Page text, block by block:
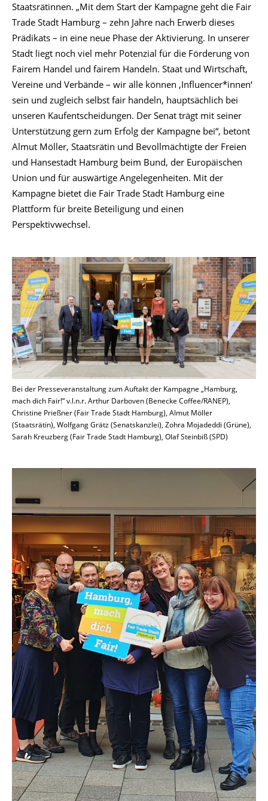
Staatsrätinnen. „Mit dem Start der Kampagne geht die Fair
Trade Stadt Hamburg – zehn Jahre nach Erwerb dieses
Prädikats – in eine neue Phase der Aktivierung. In unserer
Stadt liegt noch viel mehr Potenzial für die Förderung von
Fairem Handel und fairem Handeln. Staat und Wirtschaft,
Vereine und Verbände – wir alle können ‚Influencer*innen‘
sein und zugleich selbst fair handeln, hauptsächlich bei
unseren Kaufentscheidungen. Der Senat trägt mit seiner
Unterstützung gern zum Erfolg der Kampagne bei“, betont
Almut Möller, Staatsrätin und Bevollmächtigte der Freien
und Hansestadt Hamburg beim Bund, der Europäischen
Union und für auswärtige Angelegenheiten. Mit der
Kampagne bietet die Fair Trade Stadt Hamburg eine
Plattform für breite Beteiligung und einen
Perspektivwechsel.
Bei der Presseveranstaltung zum Auftakt der Kampagne „Hamburg,
mach dich Fair!“ v.l.n.r. Arthur Darboven (Benecke Coffee/RANEP),
Christine Prießner (Fair Trade Stadt Hamburg), Almut Möller
(Staatsrätin), Wolfgang Grätz (Senatskanzlei), Zohra Mojadeddi (Grüne),
Sarah Kreuzberg (Fair Trade Stadt Hamburg), Olaf Steinbiß (SPD)